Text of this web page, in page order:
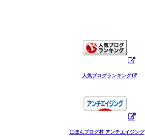
人気ブログランキング
にほんブログ村 アンチエイジング